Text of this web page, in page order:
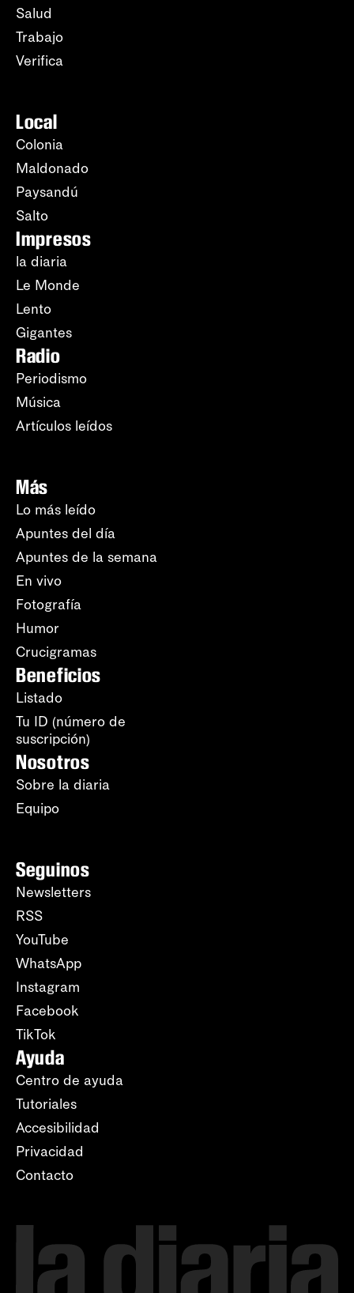
Salud
Trabajo
Verifica
Local
Colonia
Maldonado
Paysandú
Salto
Impresos
la diaria
Le Monde
Lento
Gigantes
Radio
Periodismo
Música
Artículos leídos
Más
Lo más leído
Apuntes del día
Apuntes de la semana
En vivo
Fotografía
Humor
Crucigramas
Beneficios
Listado
Tu ID (número de
suscripción)
Nosotros
Sobre la diaria
Equipo
Seguinos
Newsletters
RSS
YouTube
WhatsApp
Instagram
Facebook
TikTok
Ayuda
Centro de ayuda
Tutoriales
Accesibilidad
Privacidad
Contacto